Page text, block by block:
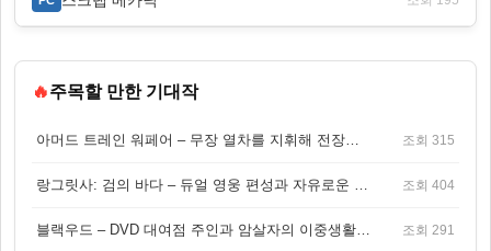
🔥주목할 만한 기대작
아머드 트레인 워페어 – 무장 열차를 지휘해 전장을 돌파하는 생존 전투 게임 조회 315
랑그릿사: 검의 바다 – 듀얼 영웅 편성과 자유로운 탐험을 결합한 판타지 전략 RPG 조회 404
블랙우드 – DVD 대여점 주인과 암살자의 이중생활을 그린 3인칭 액션 스릴러 게임 조회 291